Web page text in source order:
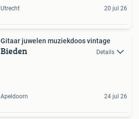
Utrecht 20 jul 26
Gitaar juwelen muziekdoos vintage
Bieden Details
Apeldoorn 24 jul 26